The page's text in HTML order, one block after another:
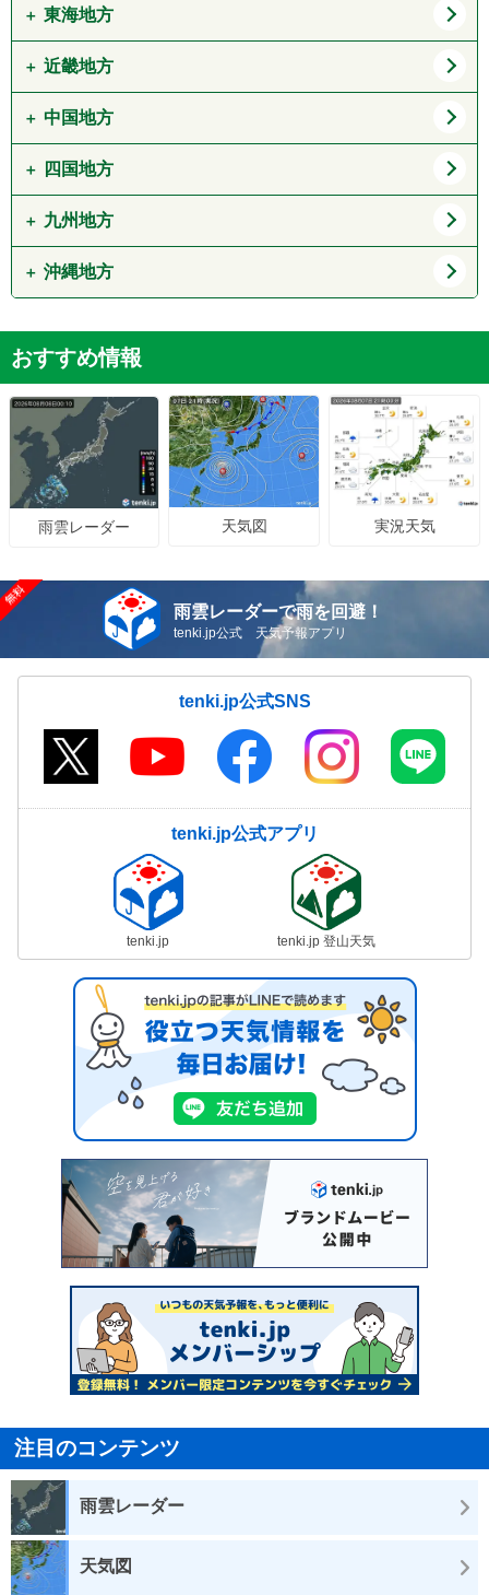
山形県
埼玉県
茨城県
群馬県
長野県
新潟県
石川県
東海地方
愛知県
静岡県
近畿地方
大阪府
京都府
奈良県
中国地方
鳥取県
岡山県
山口県
四国地方
徳島県
愛媛県
九州地方
福岡県
大分県
鹿児島県
沖縄地方
おすすめ情報
雨雲レーダー 天気図 実況天気
雨雲レーダーで雨を回避！
tenki.jp公式 天気予報アプリ
tenki.jp公式SNS
tenki.jp公式アプリ
tenki.jp tenki.jp 登山天気
注目のコンテンツ
雨雲レーダー
天気図